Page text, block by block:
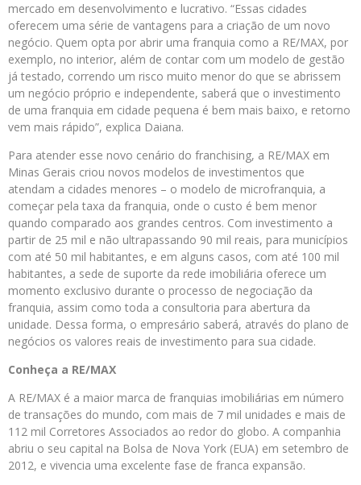
mercado em desenvolvimento e lucrativo. “Essas cidades
oferecem uma série de vantagens para a criação de um novo
negócio. Quem opta por abrir uma franquia como a RE/MAX, por
exemplo, no interior, além de contar com um modelo de gestão
já testado, correndo um risco muito menor do que se abrissem
um negócio próprio e independente, saberá que o investimento
de uma franquia em cidade pequena é bem mais baixo, e retorno
vem mais rápido”, explica Daiana.
Para atender esse novo cenário do franchising, a RE/MAX em
Minas Gerais criou novos modelos de investimentos que
atendam a cidades menores – o modelo de microfranquia, a
começar pela taxa da franquia, onde o custo é bem menor
quando comparado aos grandes centros. Com investimento a
partir de 25 mil e não ultrapassando 90 mil reais, para municípios
com até 50 mil habitantes, e em alguns casos, com até 100 mil
habitantes, a sede de suporte da rede imobiliária oferece um
momento exclusivo durante o processo de negociação da
franquia, assim como toda a consultoria para abertura da
unidade. Dessa forma, o empresário saberá, através do plano de
negócios os valores reais de investimento para sua cidade.
Conheça a RE/MAX
A RE/MAX é a maior marca de franquias imobiliárias em número
de transações do mundo, com mais de 7 mil unidades e mais de
112 mil Corretores Associados ao redor do globo. A companhia
abriu o seu capital na Bolsa de Nova York (EUA) em setembro de
2012, e vivencia uma excelente fase de franca expansão.